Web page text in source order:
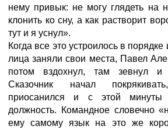
нему привык: не могу глядеть на
клонить ко сну, а как растворит
тут и я уснул».
Когда все это устроилось в
лица заняли свои места, Павел
потом вздохнул, там зевнул
Сказочник начал
приосанился и с этой
должность. Командное словечно
ему самому язык на это же